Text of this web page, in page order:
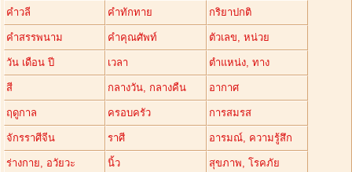
คำวลี คำทักทาย กริยาปกติ
คำสรรพนาม คำคุณศัพท์ ตัวเลข, หน่วย
วัน เดือน ปี เวลา ตำแหน่ง, ทาง
สี กลางวัน, กลางคืน อากาศ
ฤดูกาล ครอบครัว การสมรส
จักรราศีจีน ราศี อารมณ์, ความรู้สึก
ร่างกาย, อวัยวะ นิ้ว สุขภาพ, โรคภัย